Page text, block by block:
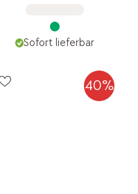
Sofort lieferbar
40%